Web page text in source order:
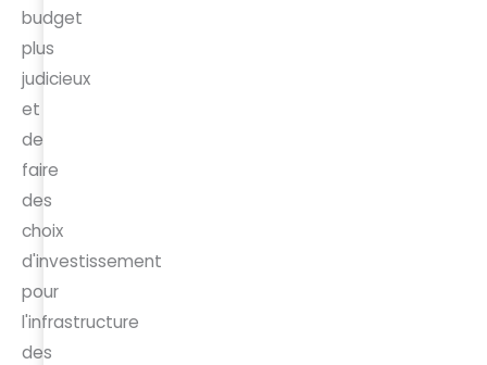
budget
plus
judicieux
et
de
faire
des
choix
d'investissement
pour
l'infrastructure
des